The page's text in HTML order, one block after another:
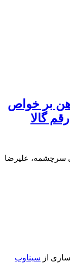
بر خواص
گالا
سرچشمه، علیرضا
از سیناوب